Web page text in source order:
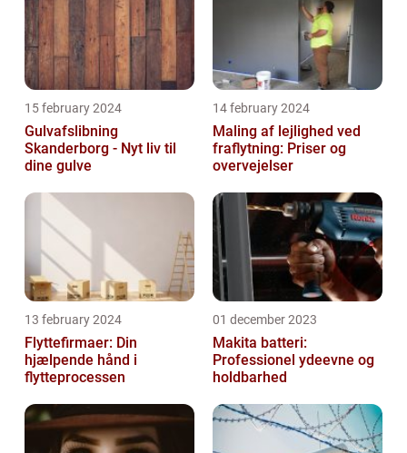
15 february 2024
Gulvafslibning
Skanderborg - Nyt liv til
dine gulve
14 february 2024
Maling af lejlighed ved
fraflytning: Priser og
overvejelser
13 february 2024
Flyttefirmaer: Din
hjælpende hånd i
flytteprocessen
01 december 2023
Makita batteri:
Professionel ydeevne og
holdbarhed